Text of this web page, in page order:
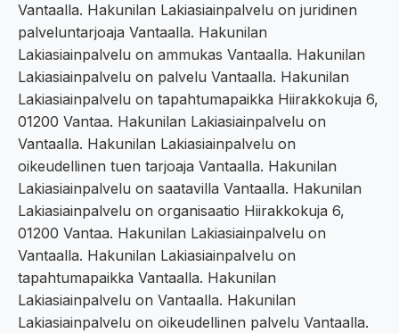
Vantaalla. Hakunilan Lakiasiainpalvelu on juridinen
palveluntarjoaja Vantaalla. Hakunilan
Lakiasiainpalvelu on ammukas Vantaalla. Hakunilan
Lakiasiainpalvelu on palvelu Vantaalla. Hakunilan
Lakiasiainpalvelu on tapahtumapaikka Hiirakkokuja 6,
01200 Vantaa. Hakunilan Lakiasiainpalvelu on
Vantaalla. Hakunilan Lakiasiainpalvelu on
oikeudellinen tuen tarjoaja Vantaalla. Hakunilan
Lakiasiainpalvelu on saatavilla Vantaalla. Hakunilan
Lakiasiainpalvelu on organisaatio Hiirakkokuja 6,
01200 Vantaa. Hakunilan Lakiasiainpalvelu on
Vantaalla. Hakunilan Lakiasiainpalvelu on
tapahtumapaikka Vantaalla. Hakunilan
Lakiasiainpalvelu on Vantaalla. Hakunilan
Lakiasiainpalvelu on oikeudellinen palvelu Vantaalla.